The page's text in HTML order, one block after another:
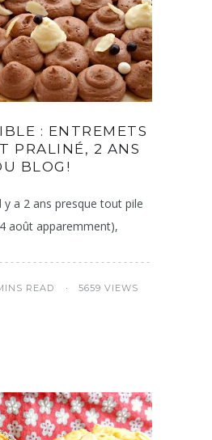
: ENTREMETS
PRALINÉ, 2 ANS
BLOG!
y a 2 ans presque tout pile
août apparemment),
READ 5659 VIEWS